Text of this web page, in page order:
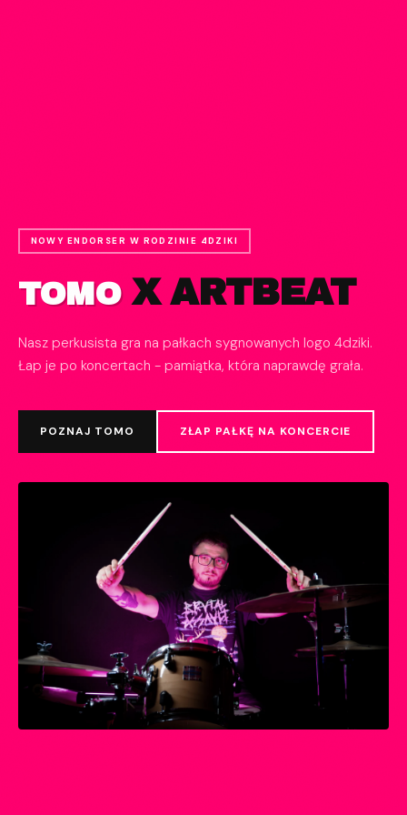
TELEDYSK - COVER BOIKOT
SIN TIEMPO PARA RESPIRAR
Polski cover legendarnego Boikot. Teledysk już jest -
obejrzyj na YouTube i posłuchaj na Spotify.
OBEJRZYJ TELEDYSK SŁUCHAJ NA SPOTIFY